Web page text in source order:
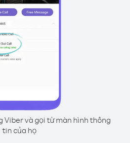
Viber và gọi từ màn hình thông
tin của họ